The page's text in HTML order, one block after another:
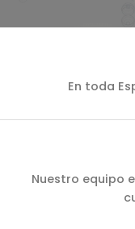
En toda
Nuestro equipo